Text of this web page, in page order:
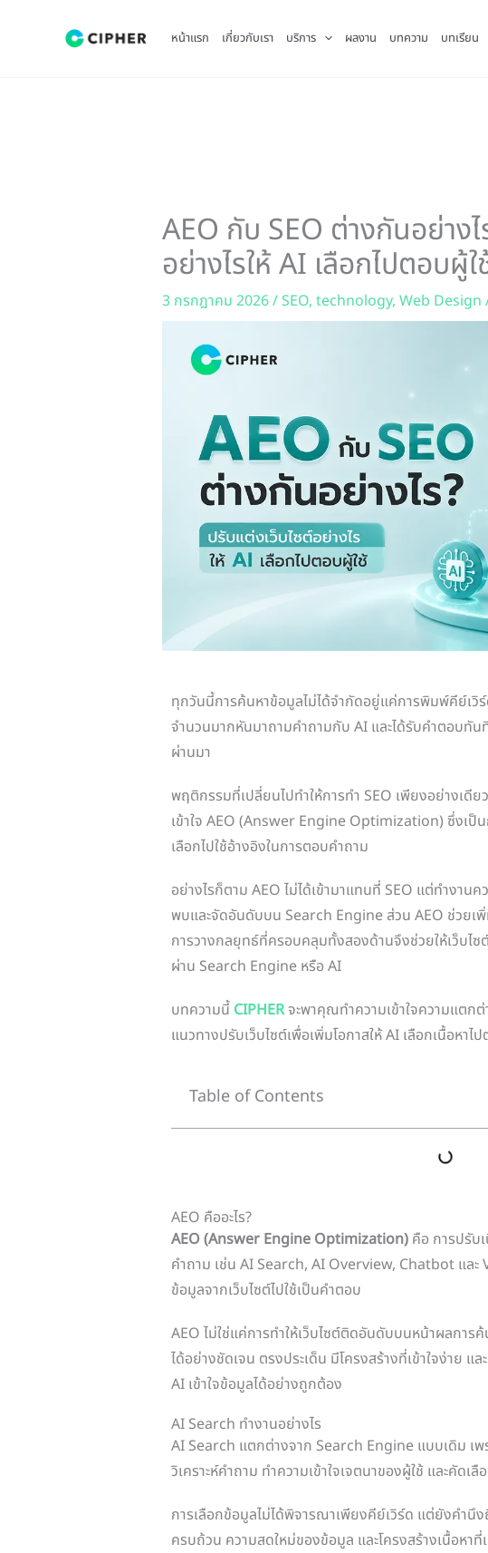
หน้าแรก เกี่ยวกับเรา บริการ ผลงาน บทความ บทเรียน
AEO กับ SEO ต่างกันอย่าง
อย่างไรให้ AI เลือกไปตอบผู้ใ
3 กรกฎาคม 2026/SEO, technology, Web Design
ทุกวันนี้การค้นหาข้อมูลไม่ได้จำกัดอยู่แค่การพิมพ์คีย์เวิ
จำนวนมากหันมาถามคำถามกับ AI และได้รับคำตอบทัน
ผ่านมา
พฤติกรรมที่เปลี่ยนไปทำให้การทำ SEO เพียงอย่างเดี
เข้าใจ AEO (Answer Engine Optimization) ซึ่งเป็น
เลือกไปใช้อ้างอิงในการตอบคำถาม
อย่างไรก็ตาม AEO ไม่ได้เข้ามาแทนที่ SEO แต่ทำงาน
พบและจัดอันดับบน Search Engine ส่วน AEO ช่วยเพิ่
การวางกลยุทธ์ที่ครอบคลุมทั้งสองด้านจึงช่วยให้เว็บไซ
ผ่าน Search Engine หรือ AI
บทความนี้ CIPHERจะพาคุณทำความเข้าใจความแตกต่
แนวทางปรับเว็บไซต์เพื่อเพิ่มโอกาสให้ AI เลือกเนื้อหาไ
Table of Contents
AEO คืออะไร?
AEO (Answer Engine Optimization)คือ การปรับเ
คำถาม เช่น AI Search, AI Overview, Chatbot และ
ข้อมูลจากเว็บไซต์ไปใช้เป็นคำตอบ
AEO ไม่ใช่แค่การทำให้เว็บไซต์ติดอันดับบนหน้าผลการ
ได้อย่างชัดเจน ตรงประเด็น มีโครงสร้างที่เข้าใจง่าย แ
AI เข้าใจข้อมูลได้อย่างถูกต้อง
AI Search ทำงานอย่างไร
AI Search แตกต่างจาก Search Engine แบบเดิม เพ
วิเคราะห์คำถาม ทำความเข้าใจเจตนาของผู้ใช้ และคัด
การเลือกข้อมูลไม่ได้พิจารณาเพียงคีย์เวิร์ด แต่ยังคำนึ
ครบถ้วน ความสดใหม่ของข้อมูล และโครงสร้างเนื้อหา